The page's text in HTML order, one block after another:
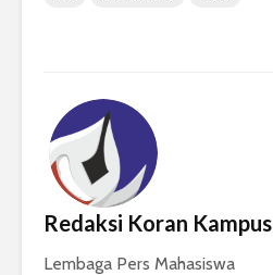
Redaksi Koran Kampus
Lembaga Pers Mahasiswa